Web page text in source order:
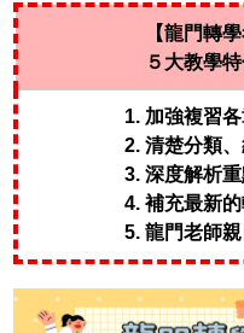
【龍門轉
５大教學
1. 加強複習
2. 清楚分類
3. 深度解析
4. 補充最新
5. 龍門老師